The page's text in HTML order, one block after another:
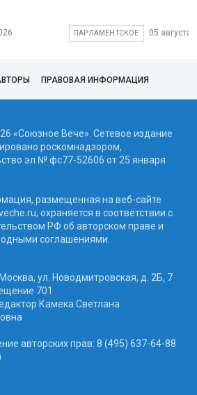
ПАРЛАМЕНТСКОЕ 05 августа
ПРАВОВАЯ ИНФОРМАЦИЯ
«Союзное Вече». Сетевое издание
роскомнадзором,
эл № фc77-52606 от 25 января
размещенная на веб-сайте
охраняется в соответствии с
РФ об авторском праве и
соглашениями.
ул. Новодмитровская, д. 2Б, 7
701
Камека Светлана
авторских прав: 8 (495) 637-64-88